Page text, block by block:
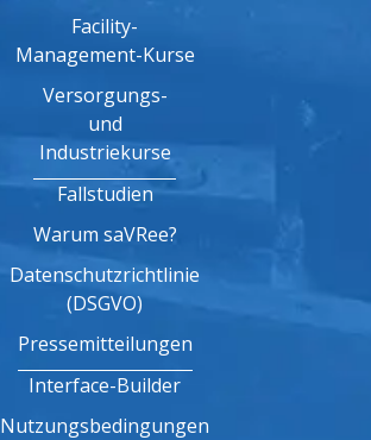
Facility-
Management-Kurse
Versorgungs-
und
Industriekurse
Fallstudien
Warum saVRee?
Datenschutzrichtlinie
(DSGVO)
Pressemitteilungen
Interface-Builder
Nutzungsbedingungen